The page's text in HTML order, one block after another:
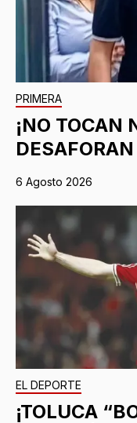
PRIMERA
¡NO TOCAN
DESAFORAN
6 Agosto 2026
EL DEPORTE
¡TOLUCA